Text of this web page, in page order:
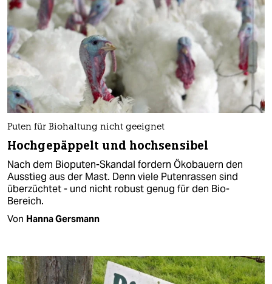
Puten für Biohaltung nicht geeignet
Hochgepäppelt und hochsensibel
Nach dem Bioputen-Skandal fordern Ökobauern den
Ausstieg aus der Mast. Denn viele Putenrassen sind
überzüchtet - und nicht robust genug für den Bio-
Bereich.
Von Hanna Gersmann